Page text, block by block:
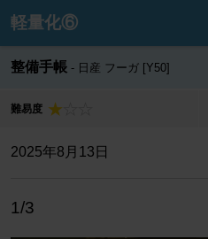
軽量化⑥
整備手帳 日産 フーガ [Y50]
難易度
2025年8月13日
1/3